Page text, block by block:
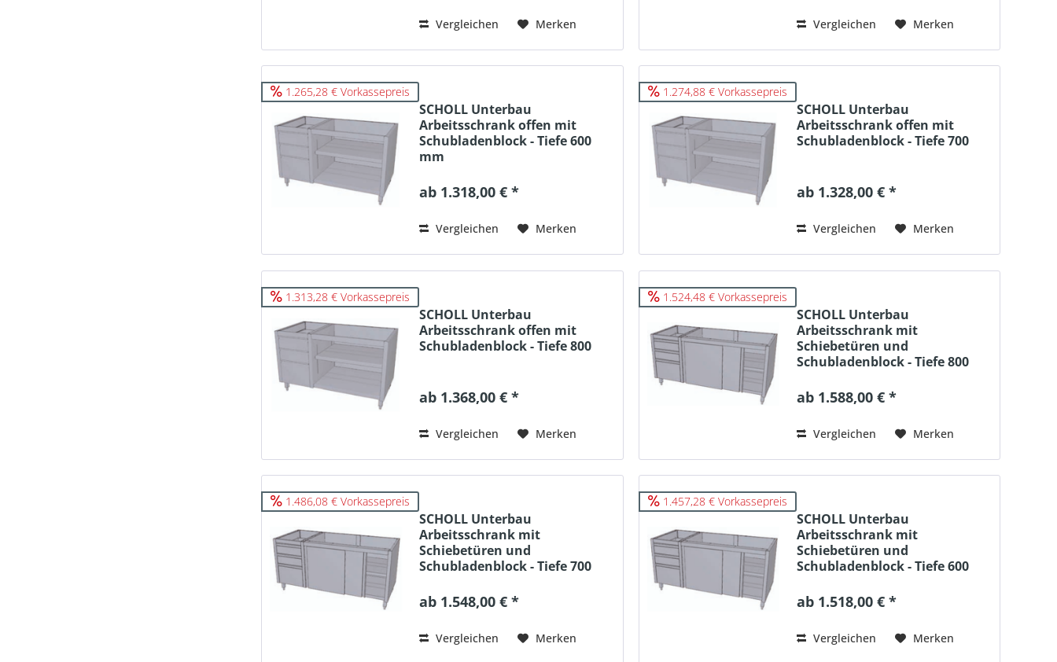
Vergleichen Merken Vergleichen Merken
1.265,28 € Vorkassepreis
SCHOLL Unterbau
Arbeitsschrank offen mit
Schubladenblock - Tiefe 600
mm
ab 1.318,00 € *
Vergleichen Merken
1.274,88 € Vorkassepreis
SCHOLL Unterbau
Arbeitsschrank offen mit
Schubladenblock - Tiefe 700
ab 1.328,00 € *
Vergleichen Merken
1.313,28 € Vorkassepreis
SCHOLL Unterbau
Arbeitsschrank offen mit
Schubladenblock - Tiefe 800
ab 1.368,00 € *
Vergleichen Merken
1.524,48 € Vorkassepreis
SCHOLL Unterbau
Arbeitsschrank mit
Schiebetüren und
Schubladenblock - Tiefe 800
ab 1.588,00 € *
Vergleichen Merken
1.486,08 € Vorkassepreis
SCHOLL Unterbau
Arbeitsschrank mit
Schiebetüren und
Schubladenblock - Tiefe 700
ab 1.548,00 € *
Vergleichen Merken
1.457,28 € Vorkassepreis
SCHOLL Unterbau
Arbeitsschrank mit
Schiebetüren und
Schubladenblock - Tiefe 600
ab 1.518,00 € *
Vergleichen Merken